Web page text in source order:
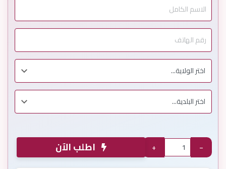
−
+ اطلب الآن